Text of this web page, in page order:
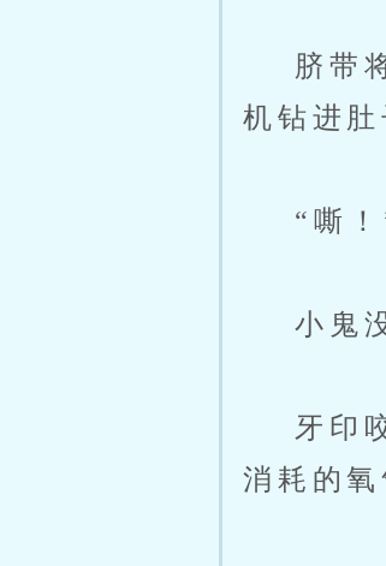
脐带将
机钻进
“嘶！
小鬼没
牙印咬
消耗的